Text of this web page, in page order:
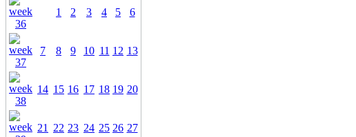
1 2 3 4 5 6
7 8 9 10 11 12 13
14 15 16 17 18 19 20
21 22 23 24 25 26 27